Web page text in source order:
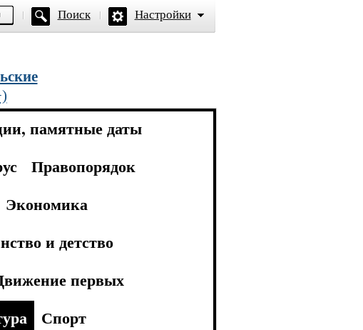
Поиск Настройки
памятные даты
Правопорядок
Экономика
и детство
первых
Спорт